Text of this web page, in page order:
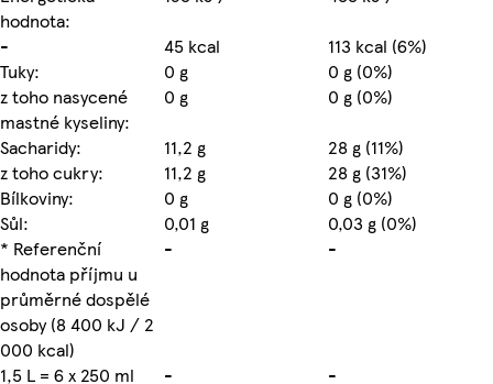
hodnota:
-
45 kcal
113 kcal (6%)
Tuky:
0 g
0 g (0%)
z toho nasycené
mastné kyseliny:
0 g
0 g (0%)
Sacharidy:
11,2 g
28 g (11%)
z toho cukry:
11,2 g
28 g (31%)
Bílkoviny:
0 g
0 g (0%)
Sůl:
0,01 g
0,03 g (0%)
* Referenční
hodnota příjmu u
průměrné dospělé
osoby (8 400 kJ / 2
000 kcal)
- -
1,5 L = 6 x 250 ml - -